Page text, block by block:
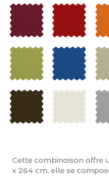
Cette combinaison offre
x 264 cm, elle se